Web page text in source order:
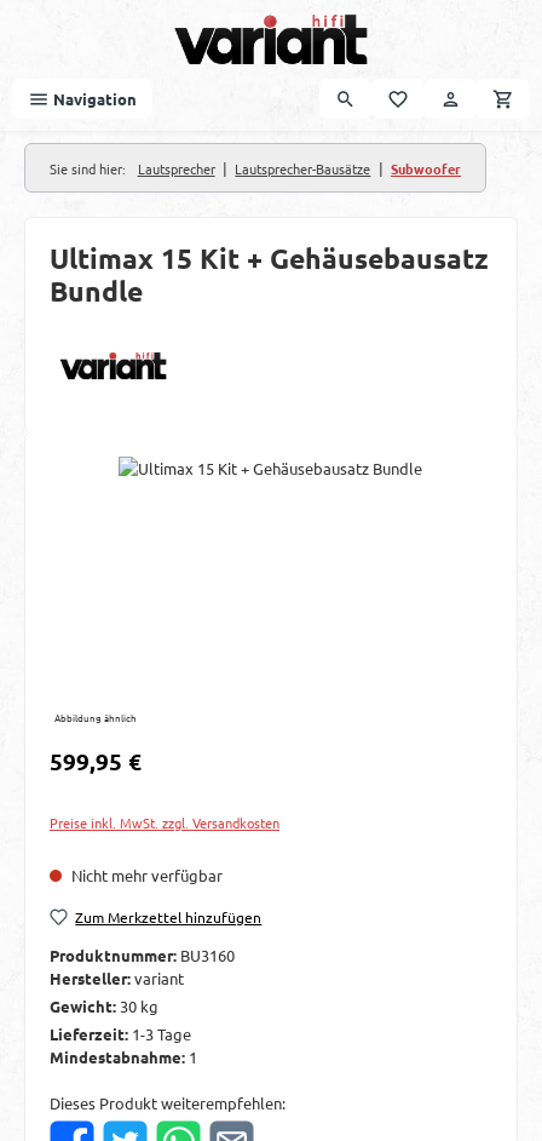
Navigation
Sie sind hier: Lautsprecher | Lautsprecher-Bausätze | Subwoofer
Ultimax 15 Kit + Gehäusebausatz
Bundle
Bildergalerie überspringen
Abbildung ähnlich
Regulärer Preis:
599,95 €
Preise inkl. MwSt. zzgl. Versandkosten
Nicht mehr verfügbar
Zum Merkzettel hinzufügen
Produktnummer: BU3160
Hersteller:variant
Gewicht: 30 kg
Lieferzeit: 1-3 Tage
Mindestabnahme: 1
Dieses Produkt weiterempfehlen: